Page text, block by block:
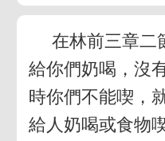
在林前三章二
給你們奶喝，沒
時你們不能喫，
給人奶喝或食物